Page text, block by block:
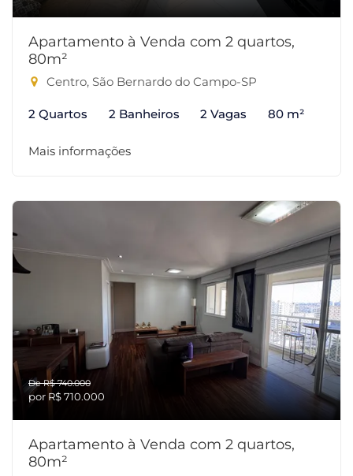
Apartamento à Venda com 2 quartos,
80m²
Centro, São Bernardo do Campo-SP
2 Quartos 2 Banheiros 2 Vagas 80 m²
Mais informações
De R$ 740.000
por R$ 710.000
Apartamento à Venda com 2 quartos,
80m²